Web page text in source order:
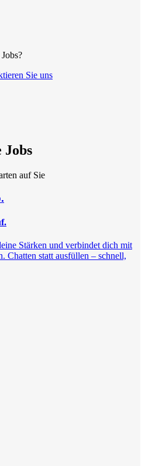
Sie uns
Jobs
auf Sie
Stärken und verbindet dich mit
Chatten statt ausfüllen – schnell,